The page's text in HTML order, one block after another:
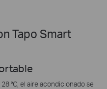
Tapo Smart
°C, el aire acondicionado se